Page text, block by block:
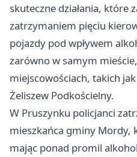
skuteczne działania, które
zatrzymaniem pięciu
pojazdy pod wpływem
zarówno w samym
miejscowościach, takich
Żeliszew Podkościelny.
W Pruszynku policjanci
mieszkańca gminy Mordy,
mając ponad promil